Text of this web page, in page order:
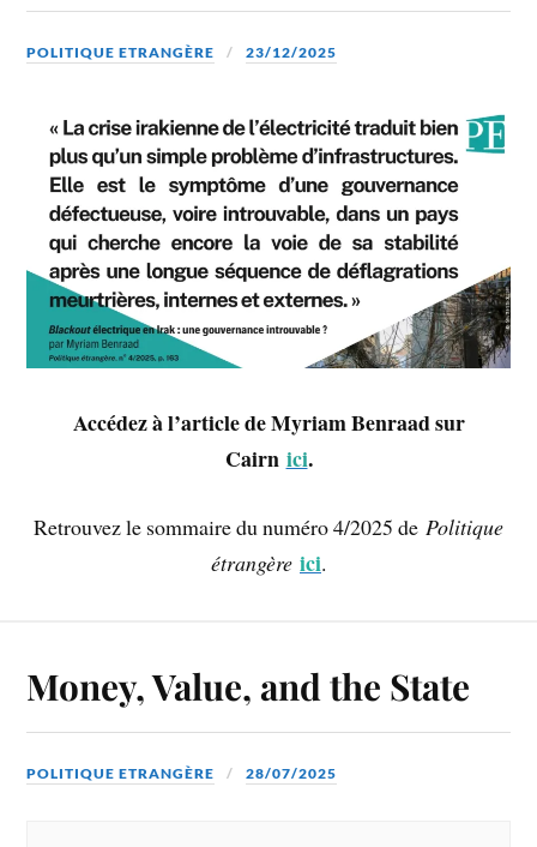
POLITIQUE ETRANGÈRE 23/12/2025
Accédez à l’article de Myriam Benraad sur
Cairn ici.
Retrouvez le sommaire du numéro 4/2025 de Politique
étrangère ici.
Money, Value, and the State
POLITIQUE ETRANGÈRE 28/07/2025